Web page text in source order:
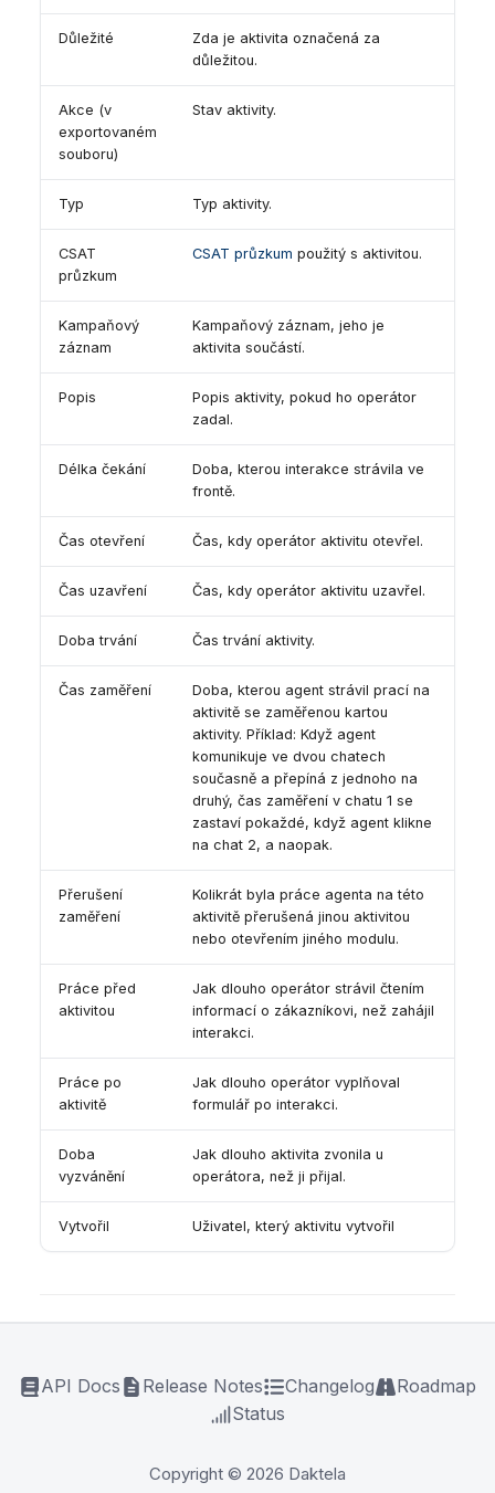
Důležité
Zda je aktivita označená za
důležitou.
Akce (v
exportovaném
souboru)
Stav aktivity.
Typ Typ aktivity.
CSAT
průzkum
CSAT průzkum použitý s aktivitou.
Kampaňový
záznam
Kampaňový záznam, jeho je
aktivita součástí.
Popis
Popis aktivity, pokud ho operátor
zadal.
Délka čekání
Doba, kterou interakce strávila ve
frontě.
Čas otevření Čas, kdy operátor aktivitu otevřel.
Čas uzavření Čas, kdy operátor aktivitu uzavřel.
Doba trvání Čas trvání aktivity.
Čas zaměření
Doba, kterou agent strávil prací na
aktivitě se zaměřenou kartou
aktivity. Příklad: Když agent
komunikuje ve dvou chatech
současně a přepíná z jednoho na
druhý, čas zaměření v chatu 1 se
zastaví pokaždé, když agent klikne
na chat 2, a naopak.
Přerušení
zaměření
Kolikrát byla práce agenta na této
aktivitě přerušená jinou aktivitou
nebo otevřením jiného modulu.
Práce před
aktivitou
Jak dlouho operátor strávil čtením
informací o zákazníkovi, než zahájil
interakci.
Práce po
aktivitě
Jak dlouho operátor vyplňoval
formulář po interakci.
Doba
vyzvánění
Jak dlouho aktivita zvonila u
operátora, než ji přijal.
Vytvořil Uživatel, který aktivitu vytvořil
API Docs Release Notes Changelog
Roadmap
Status
Copyright © 2026 Daktela